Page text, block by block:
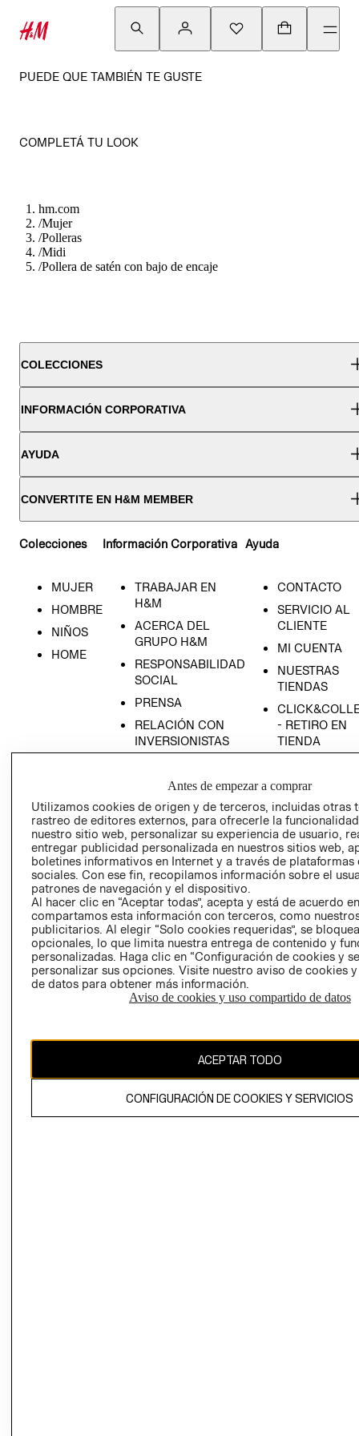
PUEDE QUE TAMBIÉN TE GUSTE
COMPLETÁ TU LOOK
hm.com
/Mujer
/Polleras
/Midi
/Pollera de satén con bajo de encaje
COLECCIONES
INFORMACIÓN CORPORATIVA
AYUDA
CONVERTITE EN H&M MEMBER
Colecciones
MUJER
HOMBRE
NIÑOS
HOME
Información Corporativa
TRABAJAR EN
H&M
ACERCA DEL
GRUPO H&M
RESPONSABILIDAD
SOCIAL
PRENSA
RELACIÓN CON
INVERSIONISTAS
EMPRESARIAL
Ayuda
CONTACTO
SERVICIO AL
CLIENTE
MI CUENTA
NUESTRAS
TIENDAS
- RETIRO EN
TIENDA
AVISO DE
PRIVACIDAD
GIFT CARD
AVISO DE
COOKIES
Uruguay ($U)
El contenido de esta página web está protegido por copyright y es
propiedad de H&M Hennes & Mauritz AB.
Antes de empezar a comprar
Utilizamos cookies de origen y de terceros, incluidas otras
rastreo de editores externos, para ofrecerle la
nuestro sitio web, personalizar su experiencia de usuario,
entregar publicidad personalizada en nuestros sitios web,
boletines informativos en Internet y a través de plataformas
sociales. Con ese fin, recopilamos información sobre el
patrones de navegación y el dispositivo.
Al hacer clic en “Aceptar todas”, acepta y está de acuerdo
compartamos esta información con terceros, como
publicitarios. Al elegir “Solo cookies requeridas”, se
opcionales, lo que limita nuestra entrega de contenido y
personalizadas. Haga clic en “Configuración de cookies y
personalizar sus opciones. Visite nuestro aviso de cookies
de datos para obtener más información.
Aviso de cookies y uso compartido de datos
ACEPTAR TODO
CONFIGURACIÓN DE COOKIES Y SERVICIOS